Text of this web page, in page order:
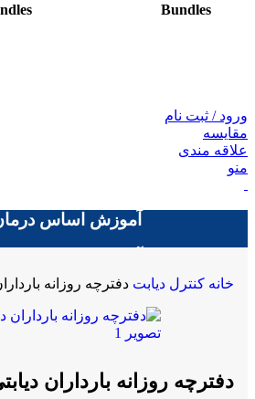
Bundles
ورود / ثبت نام
مقايسه
علاقه مندی
منو
آموزش اساس
خانه کنترل دیابت دفترچه روزانه
دفترچه روزانه بارداران